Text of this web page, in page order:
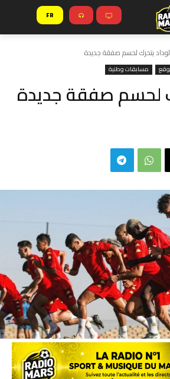
FR
يتحرك لحسم صفقة جديدة
مسابقات وطنية
لحسم صفقة جديدة